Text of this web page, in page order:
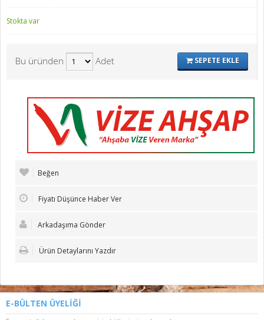
Stokta var
Bu üründen Adet SEPETE EKLE
Beğen
Fiyatı Düşünce Haber Ver
Arkadaşıma Gönder
Ürün Detaylarını Yazdır
E-BÜLTEN ÜYELİĞİ